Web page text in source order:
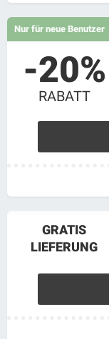
Nur für neue Benutzer
-20%
RABATT
GRATIS
LIEFERUNG